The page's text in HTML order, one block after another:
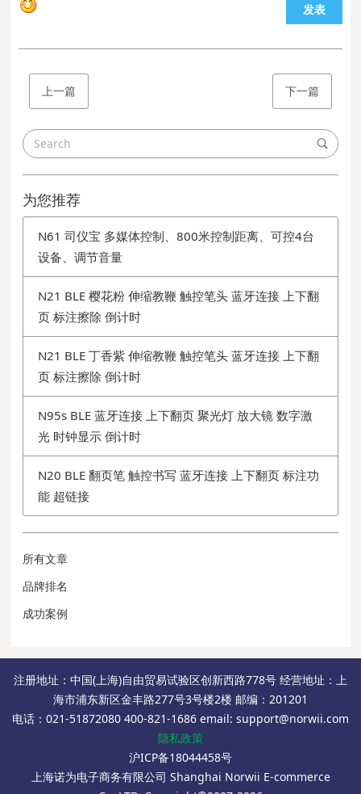
发表
上一篇 下一篇
为您推荐
N61 司仪宝 多媒体控制、800米控制距离、可控4台
设备、调节音量
N21 BLE 樱花粉 伸缩教鞭 触控笔头 蓝牙连接 上下翻
页 标注擦除 倒计时
N21 BLE 丁香紫 伸缩教鞭 触控笔头 蓝牙连接 上下翻
页 标注擦除 倒计时
N95s BLE 蓝牙连接 上下翻页 聚光灯 放大镜 数字激
光 时钟显示 倒计时
N20 BLE 翻页笔 触控书写 蓝牙连接 上下翻页 标注功
能 超链接
所有文章
品牌排名
成功案例
注册地址：中国(上海)自由贸易试验区创新西路778号 经营地址：上
海市浦东新区金丰路277号3号楼2楼 邮编：201201
电话：021-51872080 400-821-1686 email: support@norwii.com
隐私政策
沪ICP备18044458号
上海诺为电子商务有限公司 Shanghai Norwii E-commerce